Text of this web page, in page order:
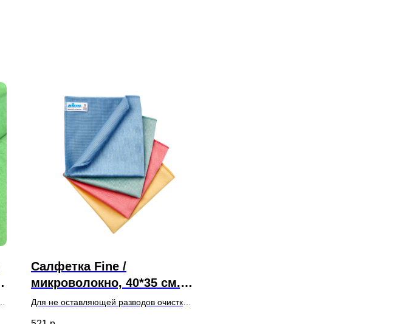
Салфетка Fine /
микроволокно, 40*35 см.,
300 гр/м.кв.
Для не оставляющей разводов очистки